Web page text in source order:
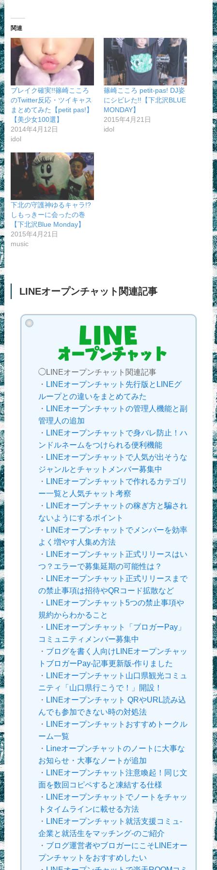
関連
ブレイク確実!!篠崎こころ
のTwitter反応・ツイキャス
まとめてみた【petit pas!】
【美少女100選】
2014年4月12日
idol
篠崎こころ petit-pas! DJ姿
にシビレた!!【下北沢BLUE
MONDAY】
2015年4月21日
idol
下北の守護神ゆるキャラ!?
しもっきーに会ったの巻
【下北沢Blue Monday】
2015年4月21日
music
LINEオープンチャット関連記事
◯LINEオープンチャット関連記事
・ LINEオープンチャット先行版とLINEグ
ループとの違いをまとめてみた
・ LINEオープンチャットの管理人機能と副
管理人の追加
・ LINEオープンチャットで身バレ防止！ハ
ンドルネームをつけられる便利機能
・ LINEオープンチャットで人気が出そうな
ジャンルとチャットメンバー募集中
・ LINEオープンチャットで作れるカテゴリ
ー一覧と人気チャット考察
・ LINEオープンチャットの稼ぎ方と騙され
ないようにするポイント
・ LINEオープンチャットでメンバーを効率
よく増やす人集め方法
・ LINEオープンチャット正式リリースはい
つ？エラーで募集延期の可能性は？
・ LINEオープンチャット正式リリースまで
の禁止事項は招待やQRコード拡散など
・ LINEオープンチャット5つの禁止事項や
規約からわかること
・ LINEオープンチャット「ブロガーPay」
コミュニティメンバー募集中
・ ブログを書く人向けLINEオープンチャッ
トブロガーPay-記事更新版-作りました
・ LINEオープンチャット山口県観光コミュ
ニティ「山口県行こうで！」開設！
・ LINEオープンチャット QRやURL読み込
んでも参加できない時の対処法
・ LINEオープンチャットおすすめトークル
ーム一覧
・ Lineオープンチャットのノートに大事な
お知らせ・大事なノートが追加
・ LINEオープンチャット注意喚起！同じ文
面を数回コピペすると凍結する仕様
・ LINEオープンチャットでノートをチャッ
トタイムラインに載せる方法
・ LINEオープンチャット就活支援コミュ-
企業と就活生をマッチング-のご紹介
・ ブログ運営者やブロガーにこそLINEオー
プンチャットをおすすめしたい